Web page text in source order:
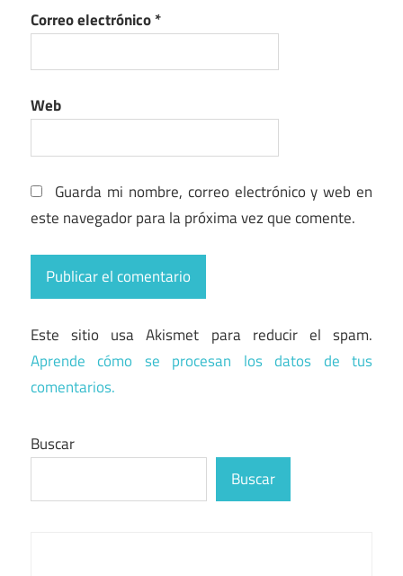
Correo electrónico*
Web
Guarda mi nombre, correo electrónico y web en
este navegador para la próxima vez que comente.
Este sitio usa Akismet para reducir el spam.
Aprende cómo se procesan los datos de tus
comentarios.
Buscar
Buscar